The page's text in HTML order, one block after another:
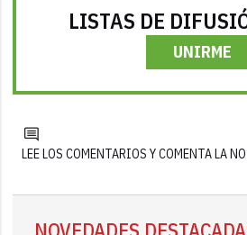
LISTAS DE
UNIRME
LEE LOS COMENTARIOS Y COMENTA LA